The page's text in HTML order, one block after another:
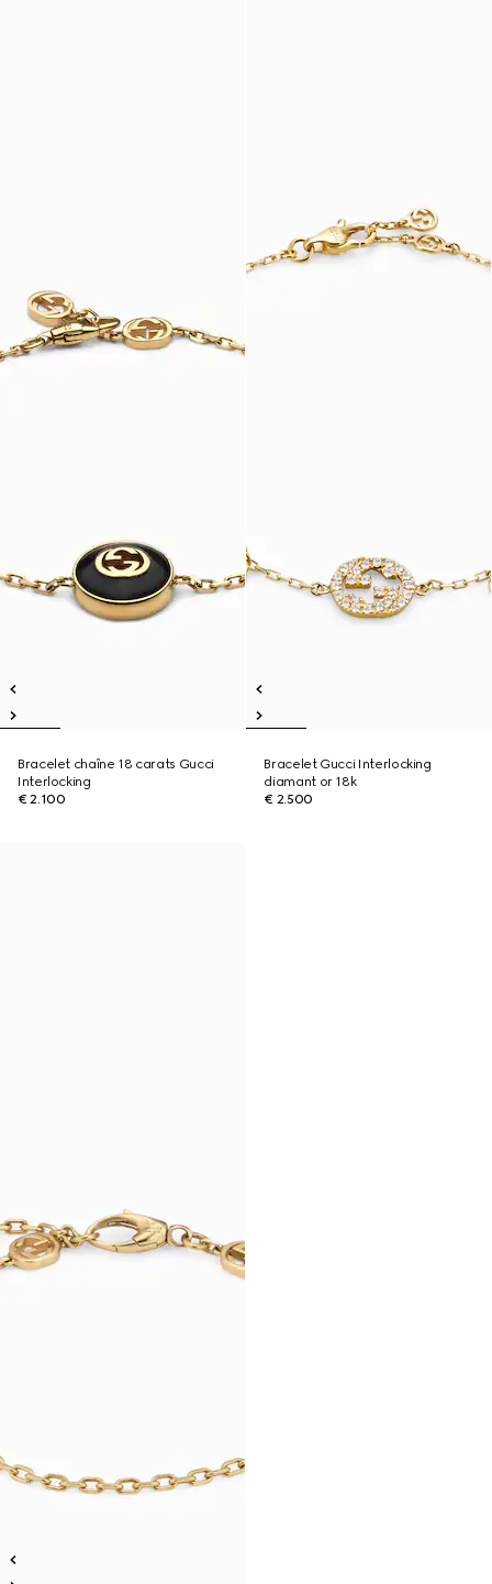
Bracelet chaîne 18 carats Gucci
Interlocking
€ 2.100
Bracelet Gucci Interlocking
diamant or 18k
€ 2.500